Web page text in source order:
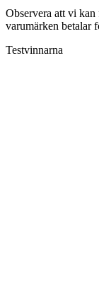
Observera att vi
varumärken betalar
Testvinnarna